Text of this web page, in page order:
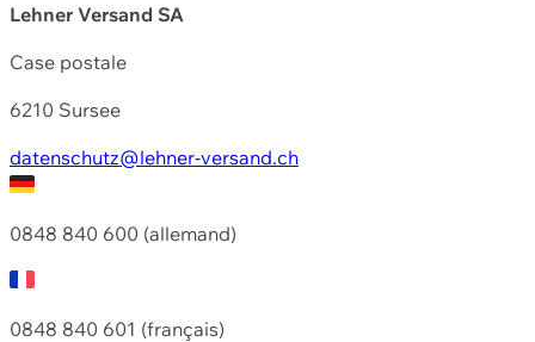
Lehner Versand SA
Case postale
6210 Sursee
datenschutz@lehner-versand.ch
0848 840 600 (allemand)
0848 840 601 (français)